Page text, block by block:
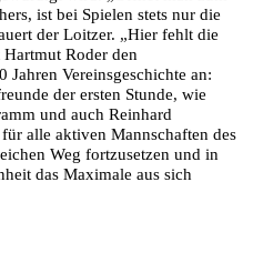
ist bei Spielen stets nur die
der Loitzer. „Hier fehlt die
Roder den
Vereinsgeschichte an:
der ersten Stunde, wie
und auch Reinhard
alle aktiven Mannschaften des
Weg fortzusetzen und in
das Maximale aus sich